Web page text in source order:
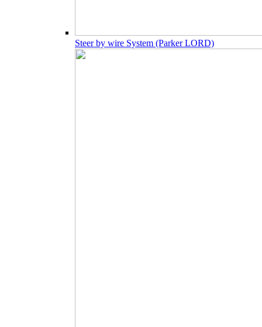
Steer by wire System (Parker LORD)